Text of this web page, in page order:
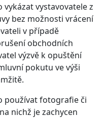
vystavovatele z
bez možnosti vrácení
v případě
obchodních
výzvě k opuštění
pokutu ve výši
používat fotografie či
nichž je zachycen